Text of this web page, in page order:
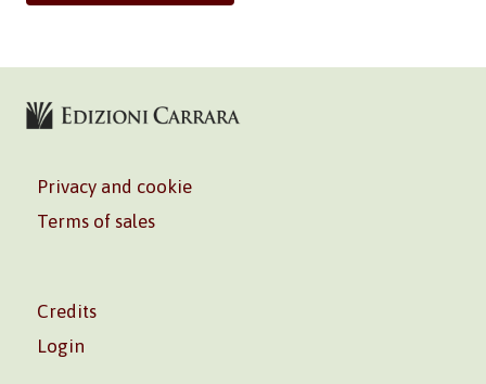
Privacy and cookie
Terms of sales
Credits
Login